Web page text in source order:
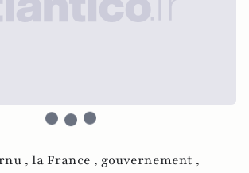
, la France , gouvernement ,